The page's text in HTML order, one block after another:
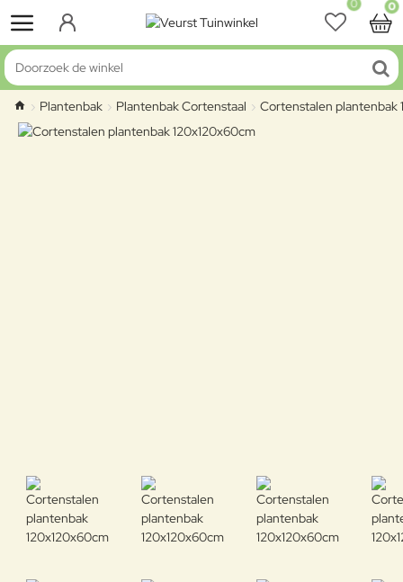
0 0
Doorzoek de winkel
home
Plantenbak Plantenbak Cortenstaal Cortenstalen plantenbak